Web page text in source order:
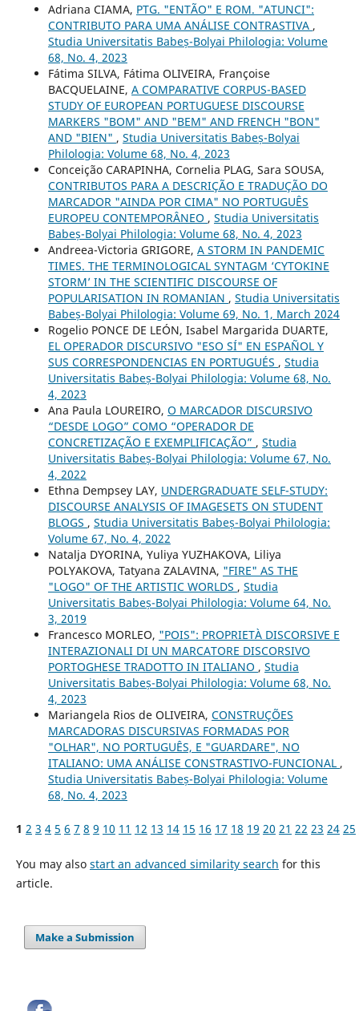
Adriana CIAMA, PTG. "ENTÃO" E ROM. "ATUNCI":
CONTRIBUTO PARA UMA ANÁLISE CONTRASTIVA ,
Studia Universitatis Babeș-Bolyai Philologia: Volume
68, No. 4, 2023
Fátima SILVA, Fátima OLIVEIRA, Françoise
BACQUELAINE, A COMPARATIVE CORPUS-BASED
STUDY OF EUROPEAN PORTUGUESE DISCOURSE
MARKERS "BOM" AND "BEM" AND FRENCH "BON"
AND "BIEN" , Studia Universitatis Babeș-Bolyai
Philologia: Volume 68, No. 4, 2023
Conceição CARAPINHA, Cornelia PLAG, Sara SOUSA,
CONTRIBUTOS PARA A DESCRIÇÃO E TRADUÇÃO DO
MARCADOR "AINDA POR CIMA" NO PORTUGUÊS
EUROPEU CONTEMPORÂNEO , Studia Universitatis
Babeș-Bolyai Philologia: Volume 68, No. 4, 2023
Andreea-Victoria GRIGORE, A STORM IN PANDEMIC
TIMES. THE TERMINOLOGICAL SYNTAGM ‘CYTOKINE
STORM’ IN THE SCIENTIFIC DISCOURSE OF
POPULARISATION IN ROMANIAN , Studia Universitatis
Babeș-Bolyai Philologia: Volume 69, No. 1, March 2024
Rogelio PONCE DE LEÓN, Isabel Margarida DUARTE,
EL OPERADOR DISCURSIVO "ESO SÍ" EN ESPAÑOL Y
SUS CORRESPONDENCIAS EN PORTUGUÉS , Studia
Universitatis Babeș-Bolyai Philologia: Volume 68, No.
4, 2023
Ana Paula LOUREIRO, O MARCADOR DISCURSIVO
“DESDE LOGO” COMO “OPERADOR DE
CONCRETIZAÇÃO E EXEMPLIFICAÇÃO” , Studia
Universitatis Babeș-Bolyai Philologia: Volume 67, No.
4, 2022
Ethna Dempsey LAY, UNDERGRADUATE SELF-STUDY:
DISCOURSE ANALYSIS OF IMAGESETS ON STUDENT
BLOGS , Studia Universitatis Babeș-Bolyai Philologia:
Volume 67, No. 4, 2022
Natalja DYORINA, Yuliya YUZHAKOVA, Liliya
POLYAKOVA, Tatyana ZALAVINA, "FIRE" AS THE
"LOGO" OF THE ARTISTIC WORLDS , Studia
Universitatis Babeș-Bolyai Philologia: Volume 64, No.
3, 2019
Francesco MORLEO, "POIS": PROPRIETÀ DISCORSIVE E
INTERAZIONALI DI UN MARCATORE DISCORSIVO
PORTOGHESE TRADOTTO IN ITALIANO , Studia
Universitatis Babeș-Bolyai Philologia: Volume 68, No.
4, 2023
Mariangela Rios de OLIVEIRA, CONSTRUÇÕES
MARCADORAS DISCURSIVAS FORMADAS POR
"OLHAR", NO PORTUGUÊS, E "GUARDARE", NO
ITALIANO: UMA ANÁLISE CONSTRASTIVO-FUNCIONAL ,
Studia Universitatis Babeș-Bolyai Philologia: Volume
68, No. 4, 2023
1 2 3 4 5 6 7 8 9 10 11 12 13 14 15 16 17 18 19 20 21 22 23 24 25
You may also start an advanced similarity search for this
article.
Make a Submission